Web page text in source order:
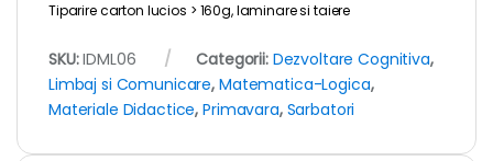
Tiparire carton lucios > 160g, laminare si taiere
SKU:IDML06 Categorii: Dezvoltare Cognitiva,
Limbaj si Comunicare, Matematica-Logica,
Materiale Didactice,Primavara, Sarbatori